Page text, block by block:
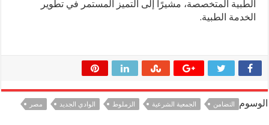
الطبية المتخصصة، مشيرًا إلى التميز المستمر في تطوير
الخدمة الطبية.
الوسوم التضامن الجمعية الشرعية الزملوط الوادي الجديد مصر